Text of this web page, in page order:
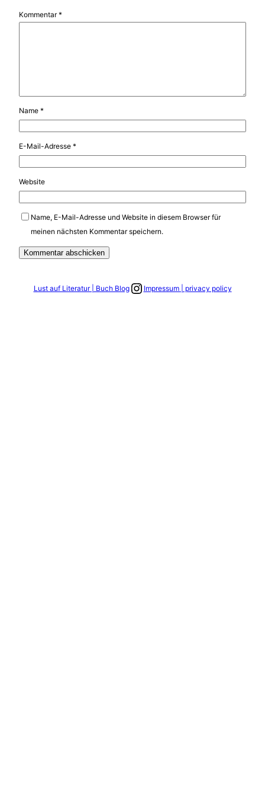
Kommentar*
Name *
E-Mail-Adresse *
Website
Name, E-Mail-Adresse und Website in diesem Browser für
meinen nächsten Kommentar speichern.
Lust auf Literatur | Buch BlogLink zum Instagram Account
Impressum | privacy policy